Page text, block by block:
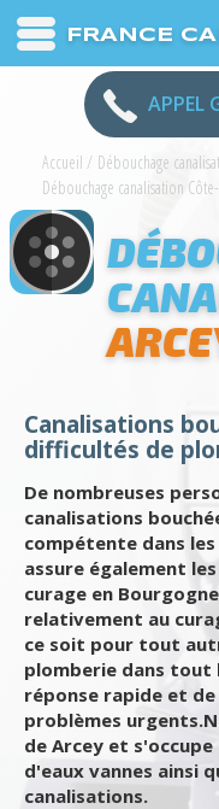
FRANCE
APPEL
Accueil / Débouchage
Débouchage canalisation
Canalisations
difficultés de
De nombreuses
canalisations
compétente dans
assure également
curage en
relativement au
ce soit pour tout
plomberie dans tout
réponse rapide et
problèmes
de Arcey et
d'eaux vannes ainsi
canalisations.